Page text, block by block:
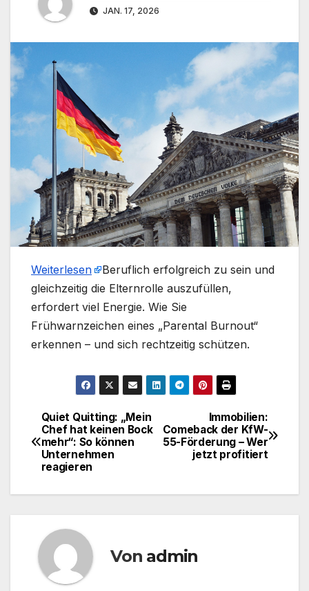
JAN. 17, 2026
Weiterlesen
​Beruflich erfolgreich zu sein und
gleichzeitig die Elternrolle auszufüllen,
erfordert viel Energie. Wie Sie
Frühwarnzeichen eines „Parental Burnout“
erkennen – und sich rechtzeitig schützen.
BeitragsnavigationImmobilien:
Comeback der KfW-
55-Förderung – Wer
jetzt profitiert
Quiet Quitting: „Mein
Chef hat keinen Bock
mehr“: So können
Unternehmen
reagieren
Von admin